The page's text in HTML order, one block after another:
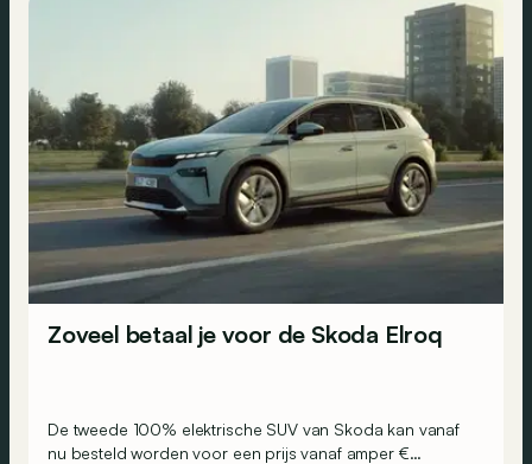
Zoveel betaal je voor de Skoda Elroq
De tweede 100% elektrische SUV van Skoda kan vanaf
nu besteld worden voor een prijs vanaf amper €